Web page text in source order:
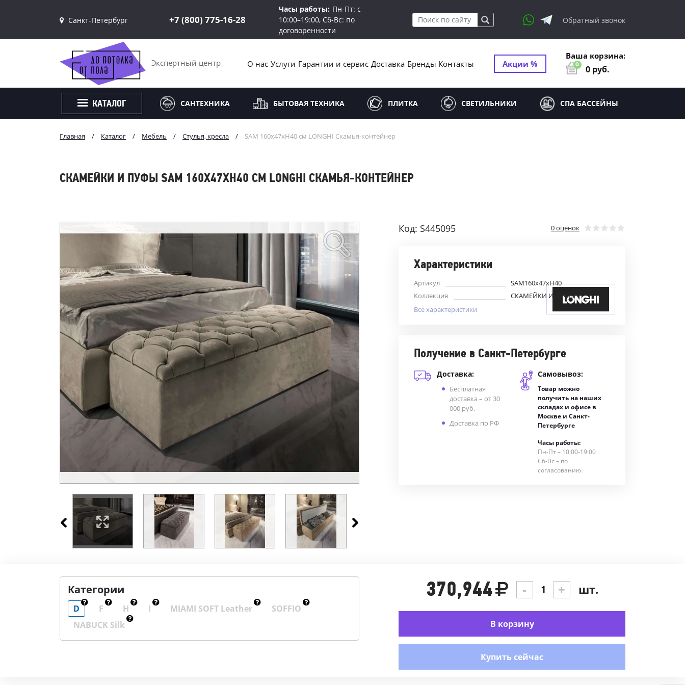
Санкт-Петербург
+7 (800) 775-16-28
Часы работы: Пн-Пт: с
10:00–19:00, Сб-Вс: по
договоренности
Обратный звонок
Экспертный центр О нас Услуги Гарантии и сервис Доставка Бренды Контакты Акции %
Ваша корзина:
0 0 руб.
КАТАЛОГ САНТЕХНИКА БЫТОВАЯ ТЕХНИКА ПЛИТКА СВЕТИЛЬНИКИ СПА БАССЕЙНЫ
Главная / Каталог / Мебель / Стулья, кресла / SAM 160х47хН40 см LONGHI Скамья-контейнер
СКАМЕЙКИ И ПУФЫ SAM 160Х47ХН40 СМ LONGHI СКАМЬЯ-КОНТЕЙНЕР
Код: S445095 0 оценок
Характеристики
Артикул
SAM160х47хН40
Коллекция
СКАМЕЙКИ И ПУФЫ
Все характеристики
Получение в Санкт-Петербурге
Доставка:
Бесплатная
доставка – от 30
000 руб.
Доставка по РФ
Самовывоз:
Товар можно
получить на наших
складах и офисе в
Москве и Санкт-
Петербурге
Часы работы:
Пн-Пт – 10:00-19:00
Сб-Вс – по
согласованию.
Категории
D F H I MIAMI SOFT Leather
SOFFIO
NABUCK Silk
370,944 - + шт.
В корзину
Купить сейчас